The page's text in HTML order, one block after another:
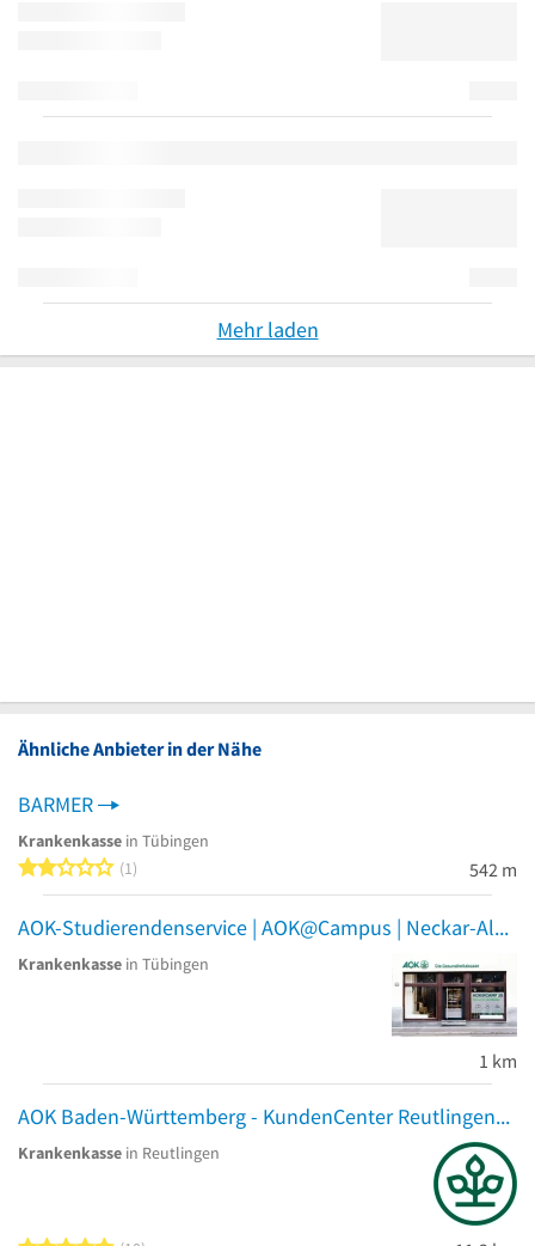
Mehr laden
Ähnliche Anbieter in der Nähe
BARMER
Krankenkasse in Tübingen
2 von 5 Sternen
1 542 m
AOK-Studierendenservice | AOK@Campus | Neckar-Alb
Krankenkasse in Tübingen
1 km
AOK Baden-Württemberg - KundenCenter Reutlingen
Krankenkasse in Reutlingen